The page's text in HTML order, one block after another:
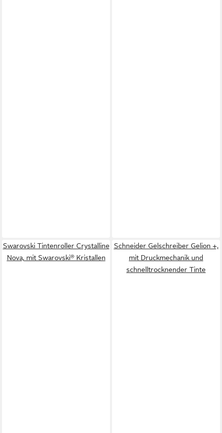
Swarovski Tintenroller Crystalline
Nova, mit Swarovski® Kristallen
Schneider Gelschreiber Gelion +,
mit Druckmechanik und
schnelltrocknender Tinte